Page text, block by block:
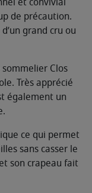
de précaution.
d’un grand cru ou
Clos
Très apprécié
également un
ce qui permet
sans casser le
son crapeau fait